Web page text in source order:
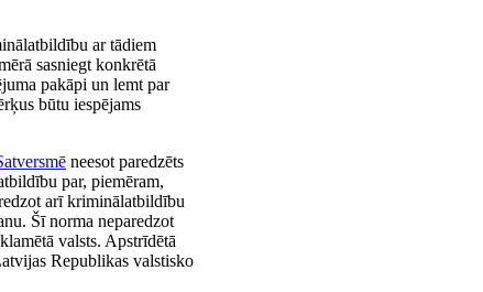
ar tādiem
sasniegt konkrētā
pakāpi un lemt par
būtu iespējams
neesot paredzēts
par, piemēram,
arī kriminālatbildību
Šī norma neparedzot
valsts. Apstrīdētā
Republikas valstisko